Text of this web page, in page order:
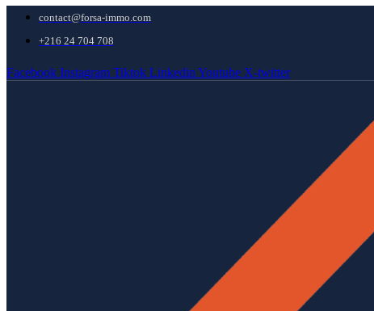
contact@forsa-immo.com
+216 24 704 708
Facebook Instagram Tiktok Linkedin Youtube X-twitter